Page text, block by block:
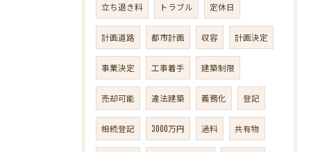
立ち退き料 トラブル 定休日
計画道路 都市計画 収容 計画決定
事業決定 工事着手 建築制限
売却可能 違法建築 義務化 登記
相続登記 3000万円 過料 共有物